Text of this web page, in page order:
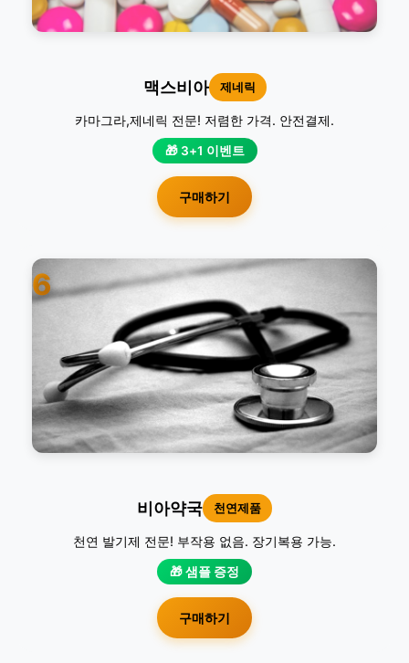
맥스비아 제네릭
카마그라,제네릭 전문! 저렴한 가격. 안전결제.
🎁 3+1 이벤트
구매하기
6
비아약국 천연제품
천연 발기제 전문! 부작용 없음. 장기복용 가능.
🎁 샘플 증정
구매하기